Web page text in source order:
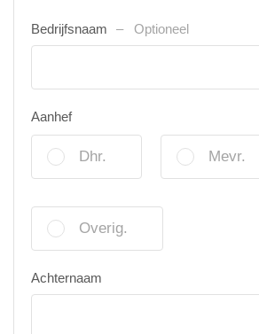
Bedrijfsnaam Optioneel
Aanhef
Dhr. Mevr.
Overig.
Achternaam